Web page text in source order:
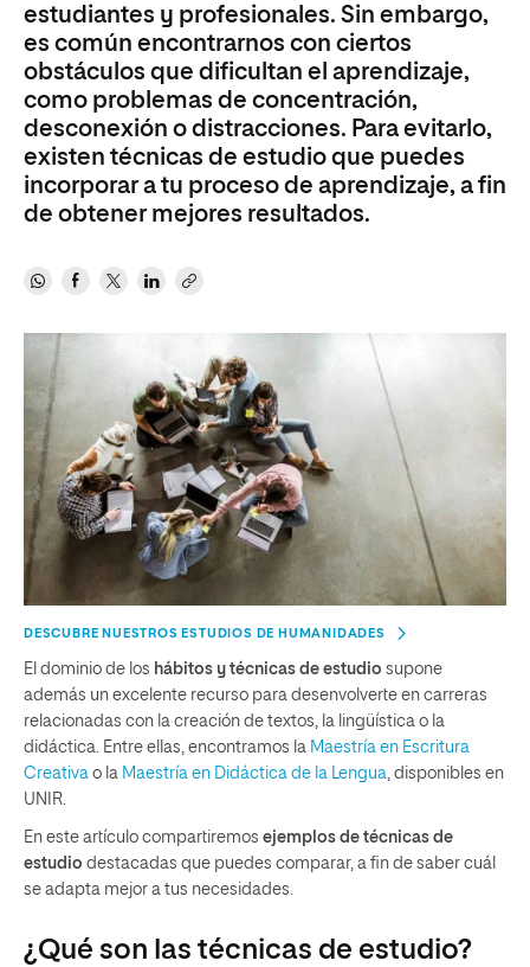
estudiantes y profesionales. Sin embargo,
es común encontrarnos con ciertos
obstáculos que dificultan el aprendizaje,
como problemas de concentración,
desconexión o distracciones. Para evitarlo,
existen técnicas de estudio que puedes
incorporar a tu proceso de aprendizaje, a fin
de obtener mejores resultados.
DESCUBRE NUESTROS ESTUDIOS DE HUMANIDADES
El dominio de los hábitos y técnicas de estudio supone
además un excelente recurso para desenvolverte en carreras
relacionadas con la creación de textos, la lingüística o la
didáctica. Entre ellas, encontramos la Maestría en Escritura
Creativa o la Maestría en Didáctica de la Lengua , disponibles en
UNIR.
En este artículo compartiremos ejemplos de técnicas de
estudio destacadas que puedes comparar, a fin de saber cuál
se adapta mejor a tus necesidades.
¿Qué son las técnicas de estudio?